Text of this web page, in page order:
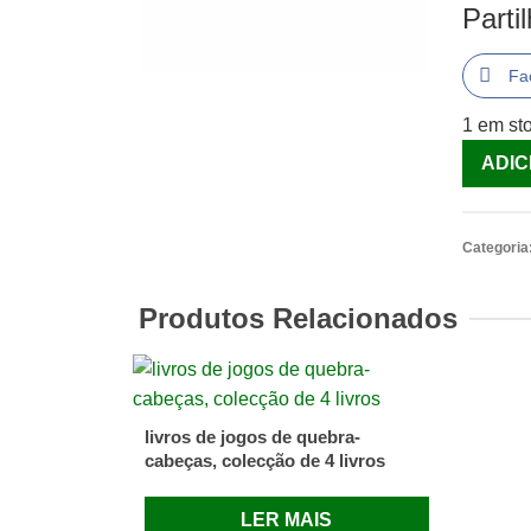
1 em
de
Aventura
Produtos Relacionados
livros de jogos de quebra-
cabeças, colecção de 4 livros
LER MAIS